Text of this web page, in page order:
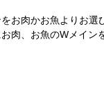
をお肉かお魚よりお
お肉、お魚のWメイン